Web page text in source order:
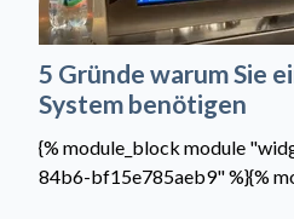
5 Gründe warum Sie
System benötigen
{% module_block module
84b6-bf15e785aeb9" %}{%